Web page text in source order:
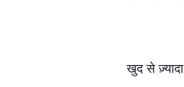
खुद से ज़्यादा